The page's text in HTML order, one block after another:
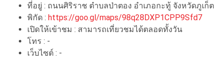
ที่อยู่ : ถนนศิริราช ตำบลป่าตอง อำเภอกะทู้ จังหวัดภูเก็ต
พิกัด : https://goo.gl/maps/98q28DXP1CPP9Sfd7
เปิดให้เข้าชม : สามารถเที่ยวชมได้ตลอดทั้งวัน
โทร : -
เว็บไซต์ : -